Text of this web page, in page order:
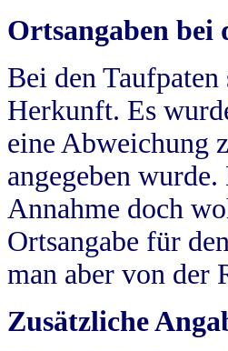
Ortsangaben bei
Bei den
Herkunft. Es
eine Abweichung
angegeben
Annahme doch
Ortsangabe für
man aber von der
Zusätzliche